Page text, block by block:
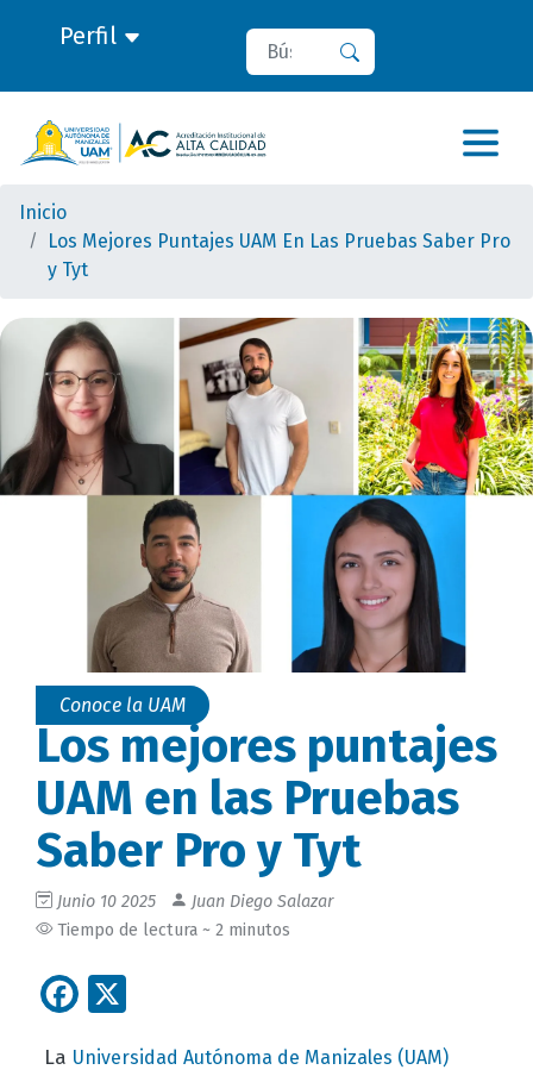
Perfil Buscar
Inicio
Los Mejores Puntajes UAM En Las Pruebas Saber Pro
y Tyt
Conoce la UAM
Los mejores puntajes
UAM en las Pruebas
Saber Pro y Tyt
Junio 10 2025
Juan Diego Salazar
Tiempo de lectura ~ 2 minutos
Facebook
La Universidad Autónoma de Manizales (UAM)